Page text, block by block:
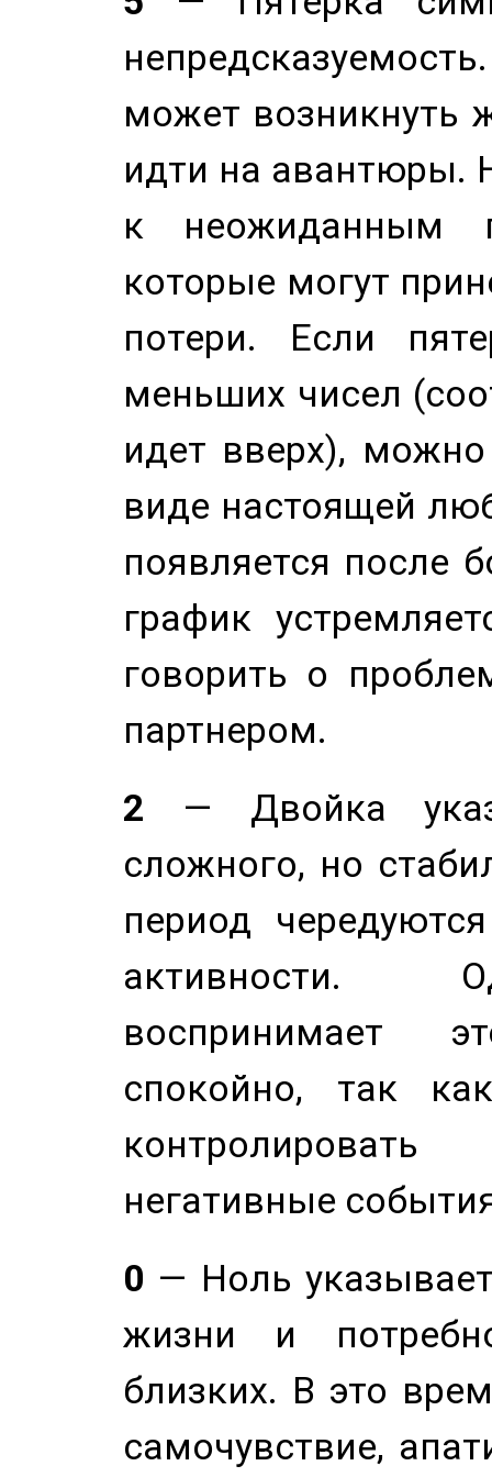
может возникнуть
идти на авантюры.
к неожиданным
которые могут
потери. Если
меньших чисел
идет вверх),
виде настоящей
появляется после
график
говорить о
партнером.
2 — Двойка
сложного, но
период
активности.
воспринимает
спокойно, так
негативные
0 — Ноль
жизни и
близких. В это
самочувствие,